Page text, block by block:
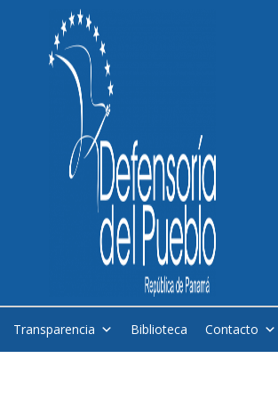
Transparencia Biblioteca Contacto